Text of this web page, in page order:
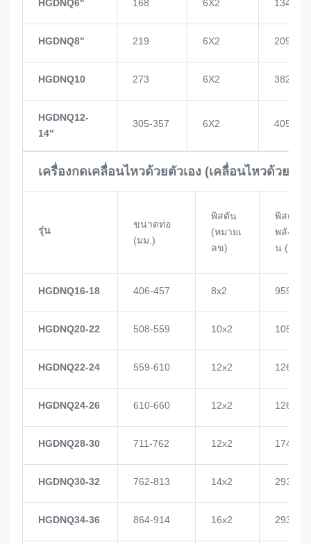
HGDNQ6" 168 6X2 134
HGDNQ8" 219 6X2 209
HGDNQ10 273 6X2 382
HGDNQ12-
14"
305-357 6X2 405
เครื่องกดเคลื่อนไหวด้วยตัวเอง (เคลื่อนไหวด้วยพลั
รุ่น
ขนาดท่อ
(มม.)
พิสตัน
(หมายเ
ลข)
พิสตัน
พลังงา
น (KN)
HGDNQ16-18 406-457 8x2 959
HGDNQ20-22 508-559 10x2 1057
HGDNQ22-24 559-610 12x2 1268
HGDNQ24-26 610-660 12x2 1268
HGDNQ28-30 711-762 12x2 1748
HGDNQ30-32 762-813 14x2 2937
HGDNQ34-36 864-914 16x2 2937